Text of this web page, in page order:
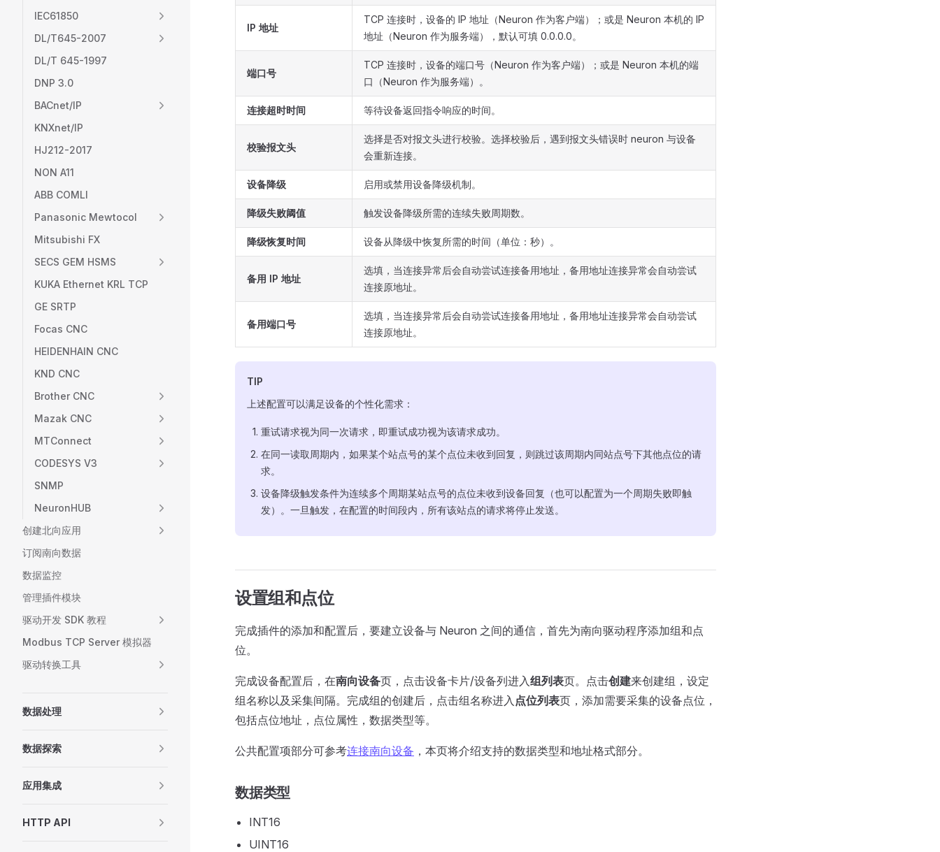
IEC61850
DL/T645-2007
DL/T 645-1997
DNP 3.0
BACnet/IP
KNXnet/IP
HJ212-2017
NON A11
ABB COMLI
Panasonic Mewtocol
Mitsubishi FX
SECS GEM HSMS
KUKA Ethernet KRL TCP
GE SRTP
Focas CNC
HEIDENHAIN CNC
KND CNC
Brother CNC
Mazak CNC
MTConnect
CODESYS V3
SNMP
NeuronHUB
创建北向应用
订阅南向数据
数据监控
管理插件模块
驱动开发 SDK 教程
Modbus TCP Server 模拟器
驱动转换工具
数据处理
数据探索
应用集成
HTTP API
IP 地址
TCP 连接时，设备的 IP 地址（Neuron 作为客户端）；或是 Neuron 本机的 IP
地址（Neuron 作为服务端），默认可填 0.0.0.0。
端口号
TCP 连接时，设备的端口号（Neuron 作为客户端）；或是 Neuron 本机的端
口（Neuron 作为服务端）。
连接超时时间 等待设备返回指令响应的时间。
校验报文头
选择是否对报文头进行校验。选择校验后，遇到报文头错误时 neuron 与设备
会重新连接。
设备降级 启用或禁用设备降级机制。
降级失败阈值 触发设备降级所需的连续失败周期数。
降级恢复时间 设备从降级中恢复所需的时间（单位：秒）。
备用 IP 地址
选填，当连接异常后会自动尝试连接备用地址，备用地址连接异常会自动尝试
连接原地址。
备用端口号
选填，当连接异常后会自动尝试连接备用地址，备用地址连接异常会自动尝试
连接原地址。
TIP
上述配置可以满足设备的个性化需求：
重试请求视为同一次请求，即重试成功视为该请求成功。
在同一读取周期内，如果某个站点号的某个点位未收到回复，则跳过该周期内同站点号下其他点位的请
求。
设备降级触发条件为连续多个周期某站点号的点位未收到设备回复（也可以配置为一个周期失败即触
发）。一旦触发，在配置的时间段内，所有该站点的请求将停止发送。
设置组和点位
完成插件的添加和配置后，要建立设备与 Neuron 之间的通信，首先为南向驱动程序添加组和点
位。
完成设备配置后，在南向设备页，点击设备卡片/设备列进入组列表页。点击创建来创建组，设定
组名称以及采集间隔。完成组的创建后，点击组名称进入 点位列表页，添加需要采集的设备点位，
包括点位地址，点位属性，数据类型等。
公共配置项部分可参考连接南向设备 ，本页将介绍支持的数据类型和地址格式部分。
数据类型
INT16
UINT16